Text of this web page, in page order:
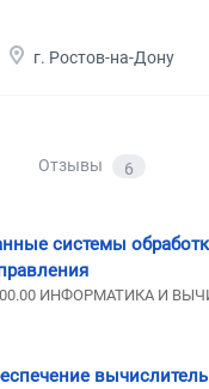
г. Ростов-на-Дону
Отзывы 6
системы
ИНФОРМАТИКА И